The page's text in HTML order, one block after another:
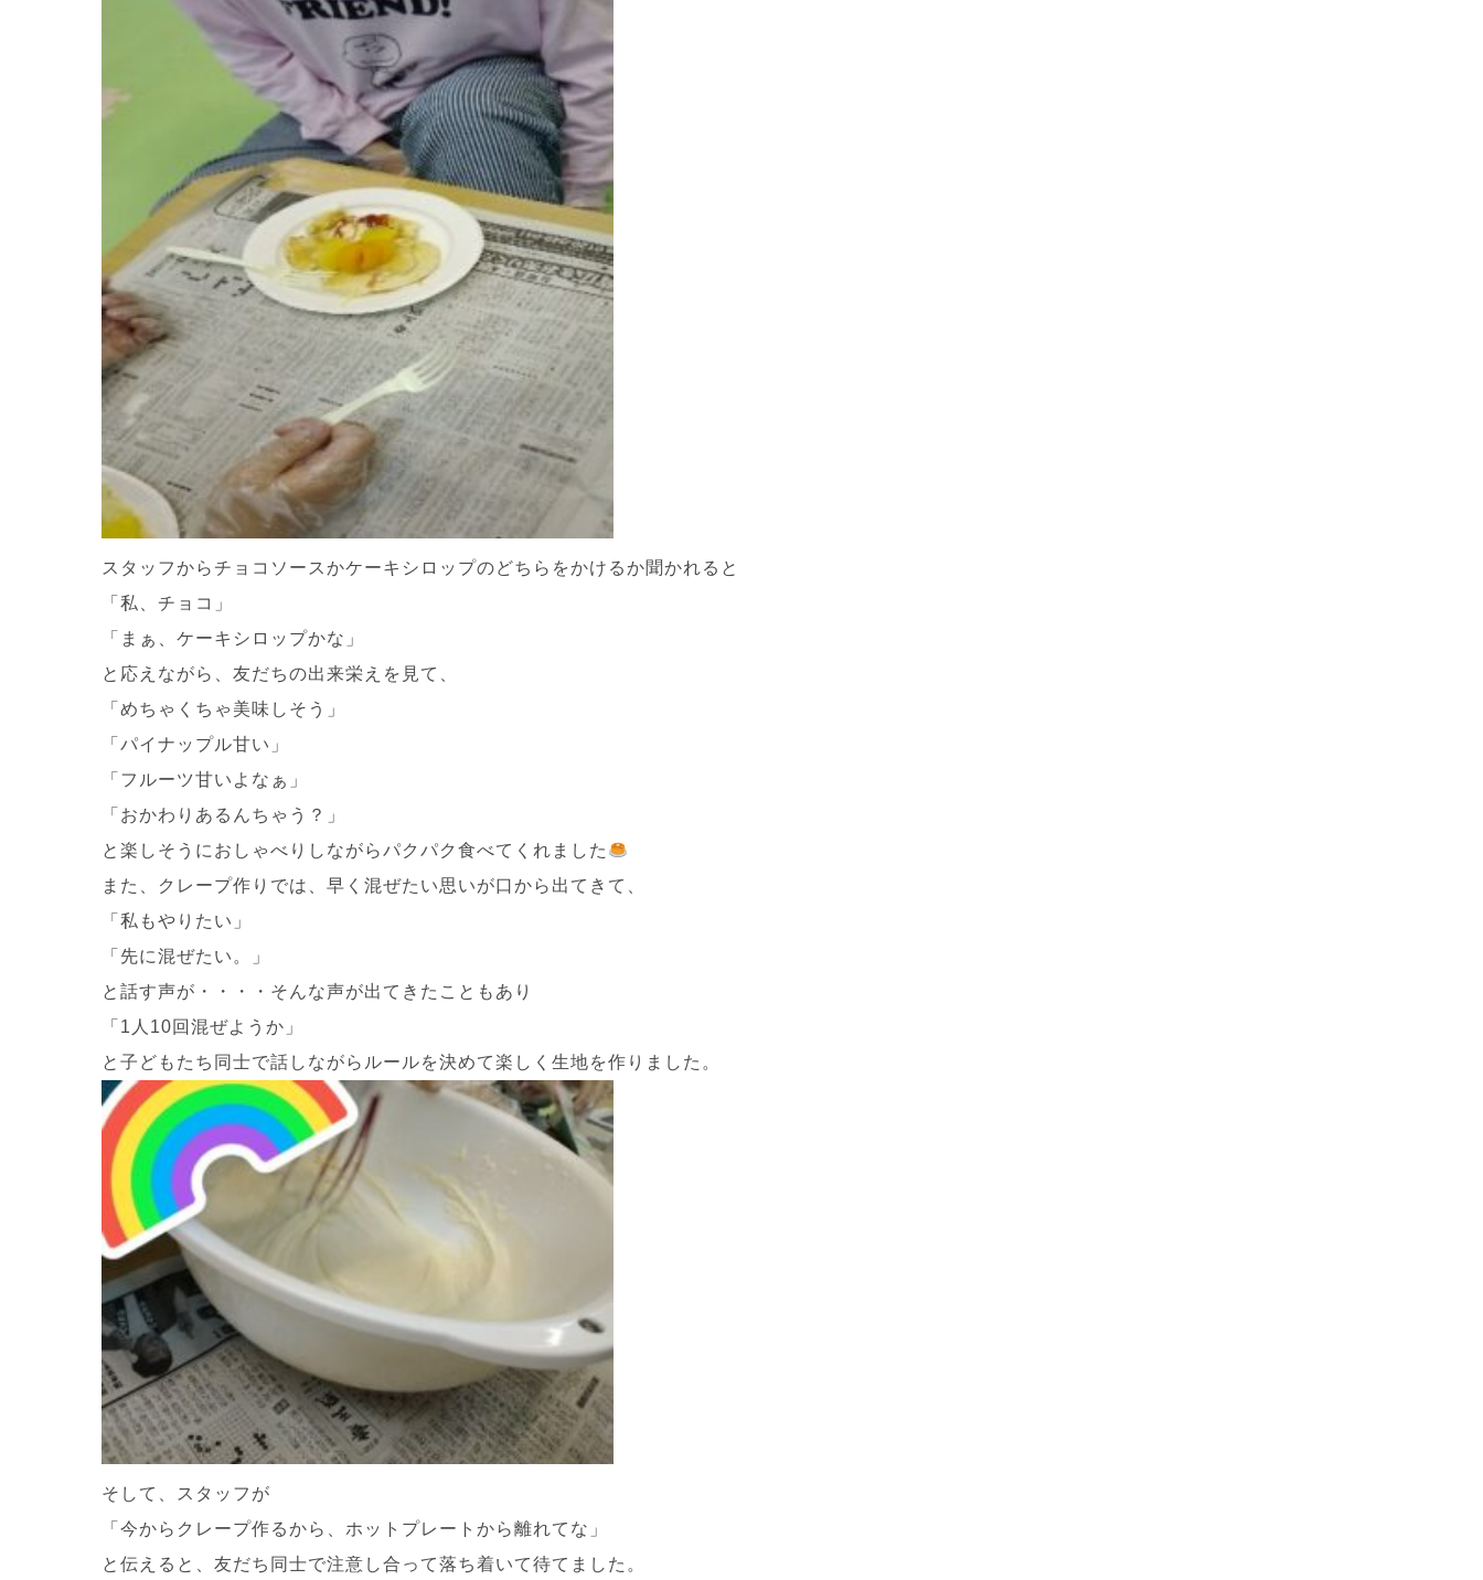
スタッフからチョコソースかケーキシロップのどちらをかけるか聞かれると
「私、チョコ」
「まぁ、ケーキシロップかな」
と応えながら、友だちの出来栄えを見て、
「めちゃくちゃ美味しそう」
「パイナップル甘い」
「フルーツ甘いよなぁ」
「おかわりあるんちゃう？」
と楽しそうにおしゃべりしながらパクパク食べてくれました
また、クレープ作りでは、早く混ぜたい思いが口から出てきて、
「私もやりたい」
「先に混ぜたい。」
と話す声が・・・・そんな声が出てきたこともあり
「1人10回混ぜようか」
と子どもたち同士で話しながらルールを決めて楽しく生地を作りました。
そして、スタッフが
「今からクレープ作るから、ホットプレートから離れてな」
と伝えると、友だち同士で注意し合って落ち着いて待てました。